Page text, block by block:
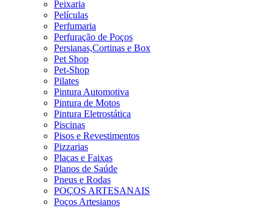
Peixaria
Películas
Perfumaria
Perfuração de Poços
Persianas,Cortinas e Box
Pet Shop
Pet-Shop
Pilates
Pintura Automotiva
Pintura de Motos
Pintura Eletrostática
Piscinas
Pisos e Revestimentos
Pizzarias
Placas e Faixas
Planos de Saúde
Pneus e Rodas
POÇOS ARTESANAIS
Poços Artesianos